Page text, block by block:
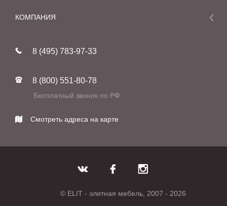
Мебель
Фабрики
КОМПАНИЯ
Реставрация
Контакты
8 (495) 783-97-33
8 (800) 551-80-78
Бесплатный звонок по РФ
Смотреть адреса на карте
© ELIT - элитная мебель, 2007 - 2026